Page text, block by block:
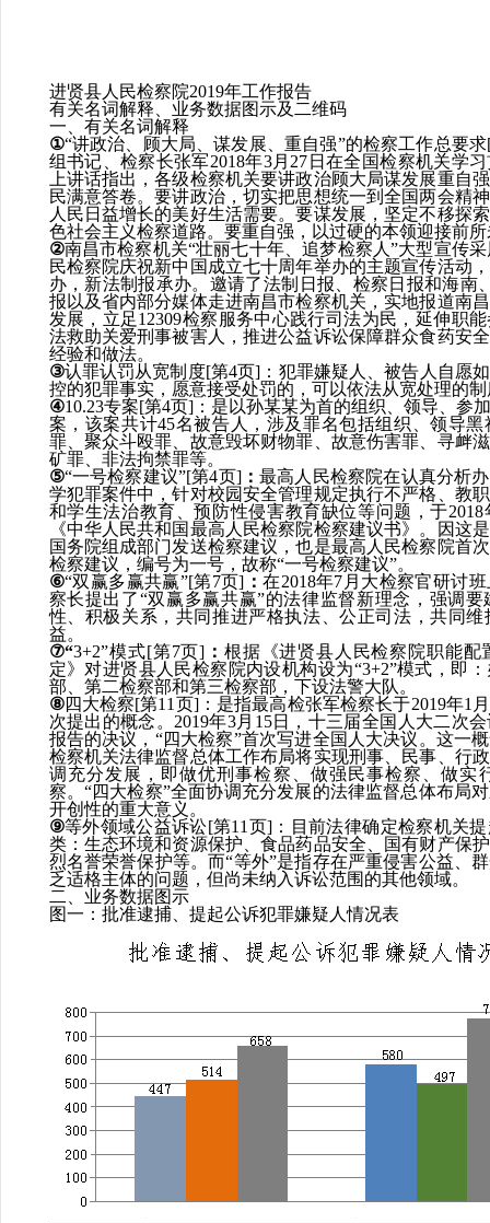
进贤县人民检察院2019年工作报告
有关名词解释、业务数据图示及二维码
一、有关名词解释
①“讲政治、顾大局、谋发展、重自强”的检察工作总要
组书记、检察长张军2018年3月 27 日在全国检察机关学
上讲话指出，各级检察机关要讲政治顾大局谋发展重自
民满意答卷。要讲政治，切实把思想统一到全国两会精
人民日益增长的美好生活需要。要谋发展，坚定不移探
色社会主义检察道路。要重自强，以过硬的本领迎接前
②南昌市检察机关“壮丽七十年、追梦检察人”大型宣传
民检察院庆祝新中国成立七十周年举办的主题宣传活动
办，新法制报承办。邀请了法制日报、检察日报和海南
报以及省内部分媒体走进南昌市检察机关，实地报道南
发展，立足12309检察服务中心践行司法为民，延伸职
法救助关爱刑事被害人，推进公益诉讼保障群众食药安
经验和做法。
③认罪认罚从宽制度[第4页] ： 犯罪嫌疑人、被告人自愿
控的犯罪事实，愿意接受处罚的，可以依法从宽处理的制
④10.23专案[第4页]： 是以孙某某为首的组织、领导、参
案，该案共计45名被告人，涉及罪名包括组织、领导
罪、聚众斗殴罪、故意毁坏财物罪、故意伤害罪、寻衅
矿罪、非法拘禁罪等。
⑤“一号检察建议”[第4页]：最高人民检察院在认真分析
学犯罪案件中 ，针对校园安全管理规定执行不严格、教
和学生法治教育、预防性侵害教育缺位等问题，于2018
《中华人民共和国最高人民检察院检察建议书》。因这
国务院组成部门发送检察建议，也是最高人民检察院首
检察建议，编号为一号，故称“一号检察建议”。
⑥“双赢多赢共赢”[第7页] ：在2018年7 月大检察官研讨
察长提出了“双赢多赢共赢”的法律监督新理念，强调
性、积极关系，共同推进严格执法、公正司法，共同
益。
⑦“3+2”模式[第7页] ： 根据《进贤县人民检察院职能配
定》对进贤县人民检察院内设机构设为“3+2”模式，即
部、第二检察部和第三检察部，下设法警大队。
⑧四大检察[第11 页]： 是指最高检张军检察长于2019年1 月
次提出的概念。 2019年3月 15日，十三届全国人大二次
报告的决议，“四大检察”首次写进全国人大决议。这一
检察机关法律监督总体工作布局将实现刑事、民事、行
调充分发展，即做优刑事检察、做强民事检察、做实
察。“四大检察”全面协调充分发展的法律监督总体布局
开创性的重大意义。
⑨等外领域公益诉讼[第11 页] ：
目前法律确定检察机关
类：生态环境和资源保护、食品药品安全、国有财产保
烈名誉荣誉保护等。而“等外”是指存在严重侵害公益、
乏适格主体的问题，但尚未纳入诉讼范围的其他领域。
二、业务数据图示
图一：批准逮捕、提起公诉犯罪嫌疑人情况表